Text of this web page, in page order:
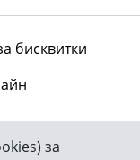
бисквитки
за